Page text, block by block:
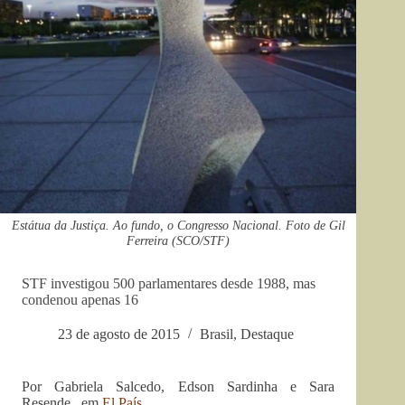
Estátua da Justiça. Ao fundo, o Congresso Nacional. Foto de Gil
Ferreira (SCO/STF)
STF investigou 500 parlamentares desde 1988, mas
condenou apenas 16
23 de agosto de 2015 Brasil, Destaque
Por Gabriela Salcedo, Edson Sardinha e Sara